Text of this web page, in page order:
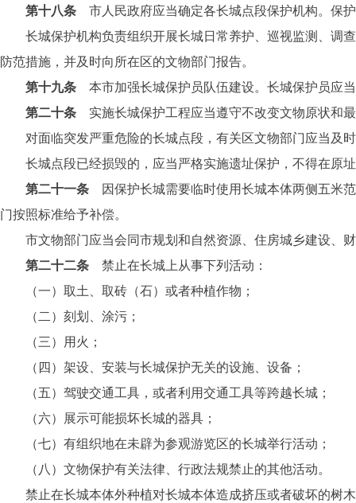
第十八条 市人民政府应当确定各长城点段保护机构。保
长城保护机构负责组织开展长城日常养护、巡视监测、调查
防范措施，并及时向所在区的文物部门报告。
第十九条 本市加强长城保护员队伍建设。长城保护员应
第二十条 实施长城保护工程应当遵守不改变文物原状和
对面临突发严重危险的长城点段，有关区文物部门应当及时
长城点段已经损毁的，应当严格实施遗址保护，不得在原
第二十一条 因保护长城需要临时使用长城本体两侧五米
门按照标准给予补偿。
市文物部门应当会同市规划和自然资源、住房城乡建设、财
第二十二条 禁止在长城上从事下列活动：
（一）取土、取砖（石）或者种植作物；
（二）刻划、涂污；
（三）用火；
（四）架设、安装与长城保护无关的设施、设备；
（五）驾驶交通工具，或者利用交通工具等跨越长城；
（六）展示可能损坏长城的器具；
（七）有组织地在未辟为参观游览区的长城举行活动；
（八）文物保护有关法律、行政法规禁止的其他活动。
禁止在长城本体外种植对长城本体造成挤压或者破坏的树